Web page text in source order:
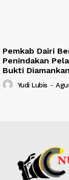
Pemkab Dairi
Penindakan
Bukti
Yudi Lubis -